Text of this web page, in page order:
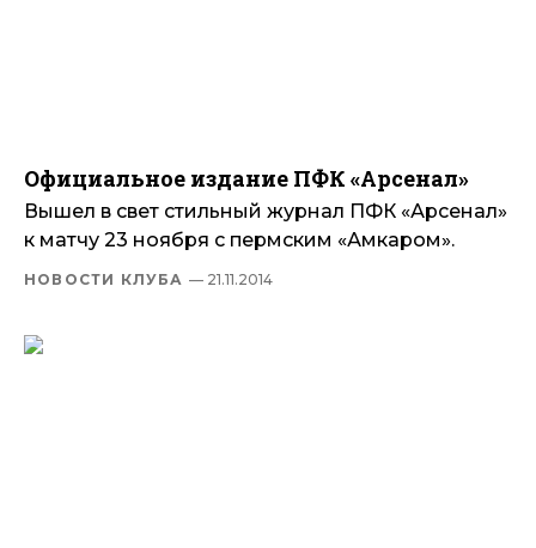
Официальное издание ПФК «Арсенал»
Вышел в свет стильный журнал ПФК «Арсенал»
к матчу 23 ноября с пермским «Амкаром».
НОВОСТИ КЛУБА — 21.11.2014